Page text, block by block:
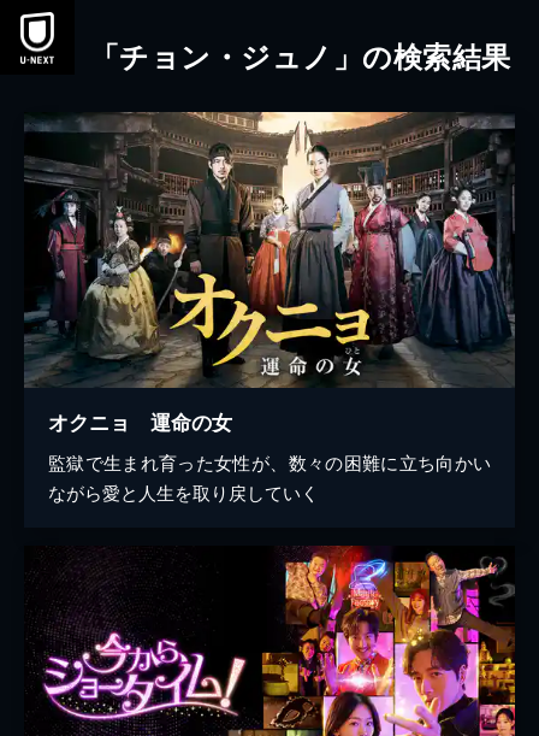
本文へスキップ
「チョン・ジュノ」の検索結果
オクニョ 運命の女
監獄で生まれ育った女性が、数々の困難に立ち向かい
ながら愛と人生を取り戻していく